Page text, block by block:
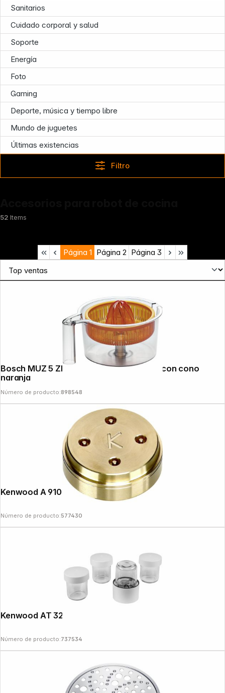
Sanitarios
Cuidado corporal y salud
Soporte
Energía
Foto
Gaming
Deporte, música y tiempo libre
Mundo de juguetes
Últimas existencias
Filtro
52 Items
Página 1 Página 2 Página 3
Bosch MUZ 5 ZP 1 Accesorio exprimidor con cono
naranja
Número de producto:898548
Kenwood A 910012 Bucatini
Número de producto:577430
Número de producto:737534
Infoterminal
Follow us on